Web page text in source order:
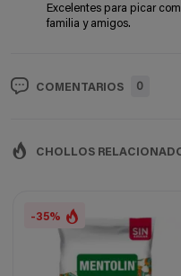
Excelentes para picar
familia y amigos.
COMENTARIOS 0
CHOLLOS
-35%